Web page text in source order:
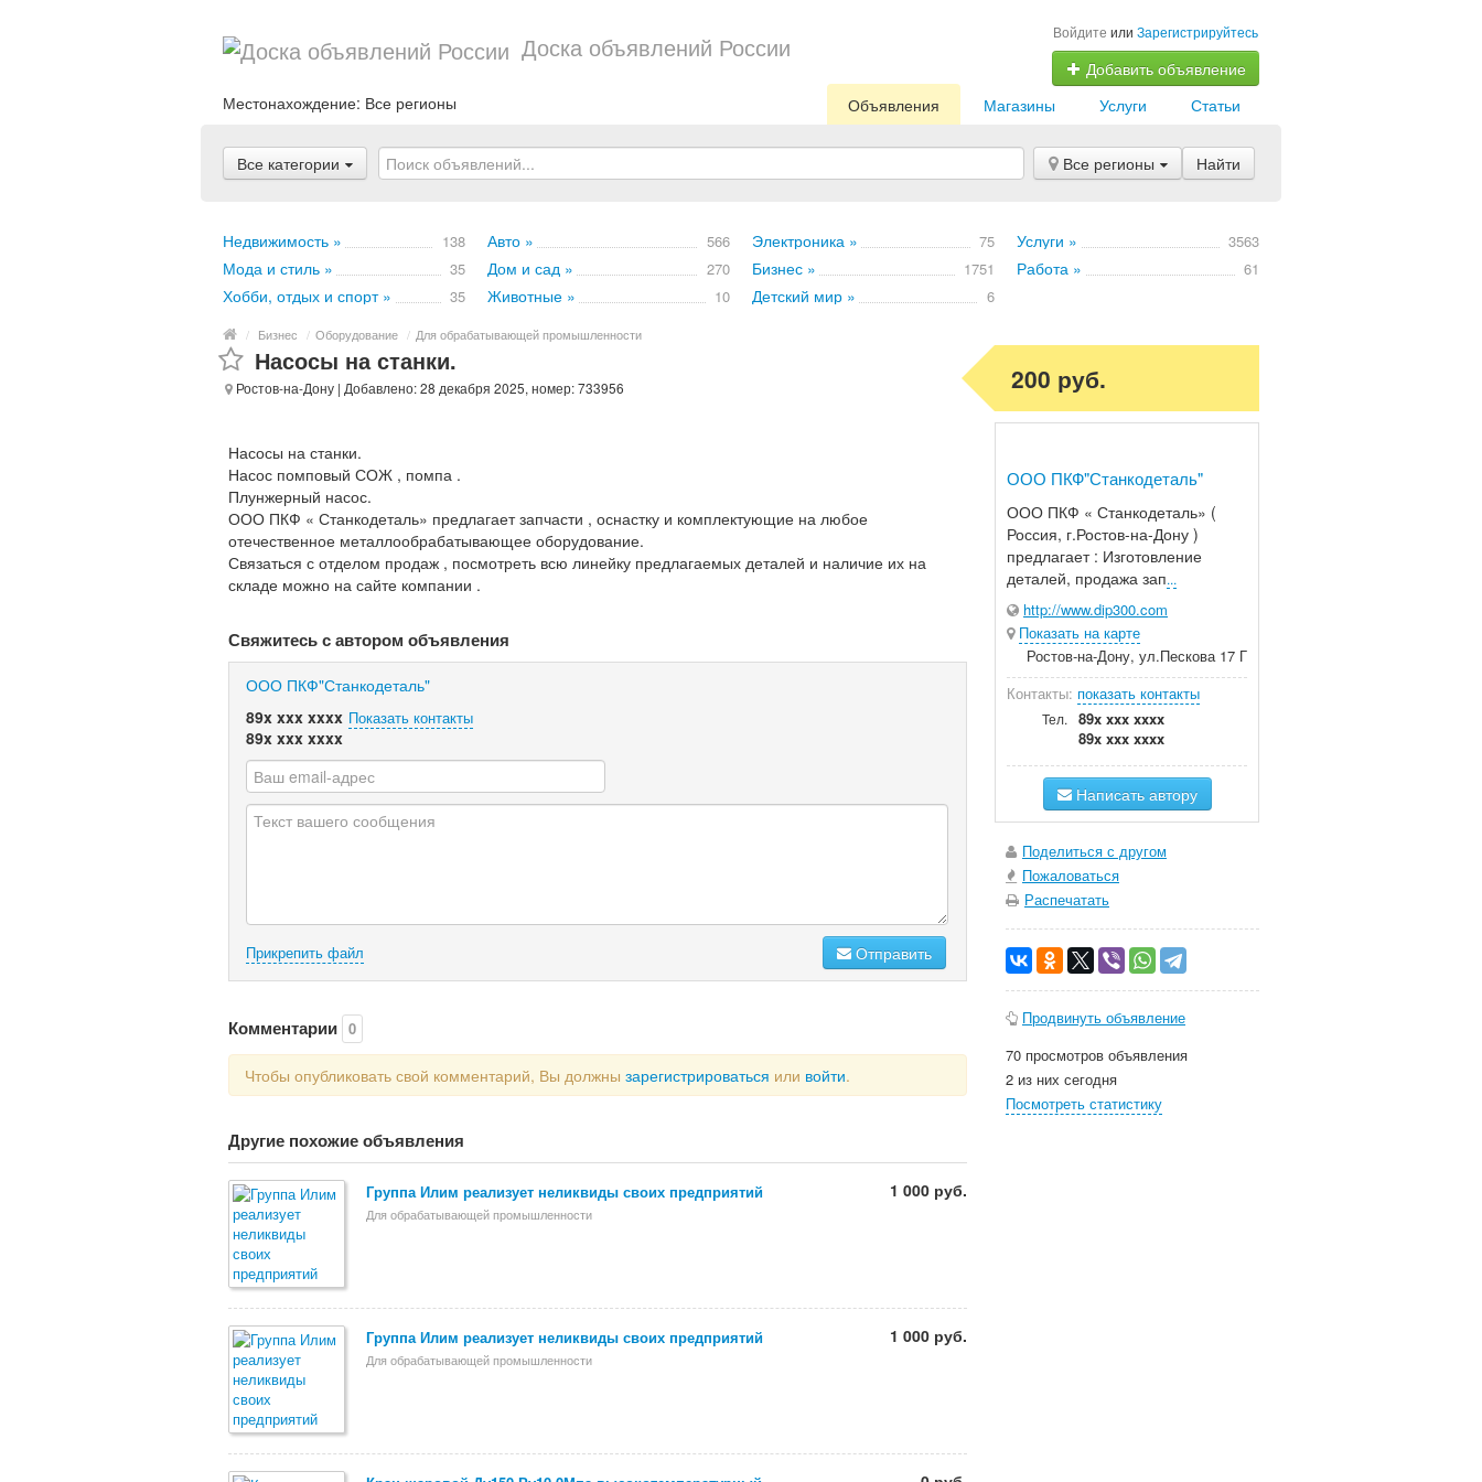
Доска объявлений России Войдите или Зарегистрируйтесь
Добавить объявление
Местонахождение: Все регионы Статьи
Услуги
Магазины
Объявления
Все категории Все регионы Найти
Недвижимость » 138 Авто » 566 Электроника » 75 Услуги » 3563
Мода и стиль » 35 Дом и сад » 270 Бизнес » 1751 Работа » 61
Хобби, отдых и спорт » 35 Животные » 10 Детский мир » 6
/ Бизнес / Оборудование / Для обрабатывающей промышленности
Насосы на станки.
Ростов-на-Дону | Добавлено: 28 декабря 2025, номер: 733956
Насосы на станки.
Насос помповый СОЖ , помпа .
Плунжерный насос.
ООО ПКФ « Станкодеталь» предлагает запчасти , оснастку и комплектующие на любое
отечественное металлообрабатывающее оборудование.
Связаться с отделом продаж , посмотреть всю линейку предлагаемых деталей и наличие их на
складе можно на сайте компании .
Свяжитесь с автором объявления
ООО ПКФ"Станкодеталь"
89x xxx xxxx Показать контакты
89x xxx xxxx
Прикрепить файл Отправить
Комментарии 0
Чтобы опубликовать свой комментарий, Вы должны зарегистрироваться или войти.
Другие похожие объявления
Группа Илим реализует неликвиды своих предприятий
Для обрабатывающей промышленности
1 000 руб.
Группа Илим реализует неликвиды своих предприятий
Для обрабатывающей промышленности
1 000 руб.
200 руб.
ООО ПКФ"Станкодеталь"
ООО ПКФ « Станкодеталь» (
Россия, г.Ростов-на-Дону )
предлагает : Изготовление
деталей, продажа зап...
http://www.dip300.com
Показать на карте
Ростов-на-Дону, ул.Пескова 17 Г
Контакты: показать контакты
Тел.
89x xxx xxxx
89x xxx xxxx
Написать автору
Поделиться с другом
Пожаловаться
Распечатать
Продвинуть объявление
70 просмотров объявления
2 из них сегодня
Посмотреть статистику